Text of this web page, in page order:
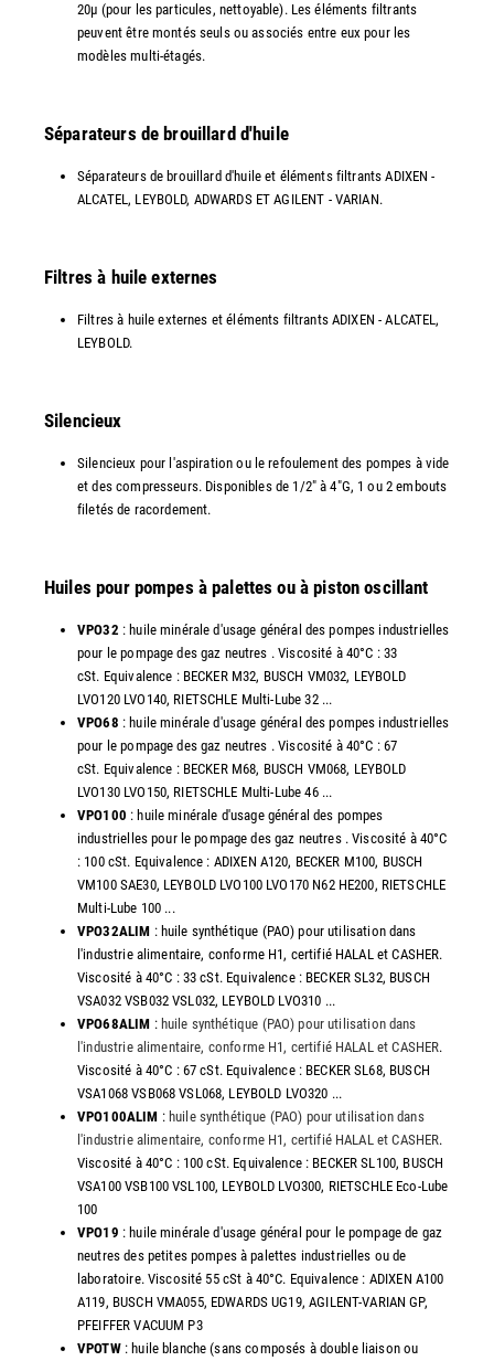
20µ (pour les particules, nettoyable). Les éléments filtrants
peuvent être montés seuls ou associés entre eux pour les
modèles multi-étagés.
Séparateurs de brouillard d'huile
Séparateurs de brouillard d'huile et éléments filtrants ADIXEN -
ALCATEL, LEYBOLD, ADWARDS ET AGILENT - VARIAN.
Filtres à huile externes
Filtres à huile externes et éléments filtrants ADIXEN - ALCATEL,
LEYBOLD.
Silencieux
Silencieux pour l'aspiration ou le refoulement des pompes à vide
et des compresseurs. Disponibles de 1/2" à 4"G, 1 ou 2 embouts
filetés de racordement.
Huiles pour pompes à palettes ou à piston oscillant
VPO32 : huile minérale d'usage général des pompes industrielles
pour le pompage des gaz neutres . Viscosité à 40°C : 33
cSt. Equivalence : BECKER M32, BUSCH VM032, LEYBOLD
LVO120 LVO140, RIETSCHLE Multi-Lube 32 ...
VPO68 : huile minérale d'usage général des pompes industrielles
pour le pompage des gaz neutres . Viscosité à 40°C : 67
cSt. Equivalence : BECKER M68, BUSCH VM068, LEYBOLD
LVO130 LVO150, RIETSCHLE Multi-Lube 46 ...
VPO100 : huile minérale d'usage général des pompes
industrielles pour le pompage des gaz neutres . Viscosité à 40°C
: 100 cSt. Equivalence : ADIXEN A120, BECKER M100, BUSCH
VM100 SAE30, LEYBOLD LVO100 LVO170 N62 HE200, RIETSCHLE
Multi-Lube 100 ...
VPO32ALIM : huile synthétique (PAO) pour utilisation dans
l'industrie alimentaire, conforme H1, certifié HALAL et CASHER.
Viscosité à 40°C : 33 cSt. Equivalence : BECKER SL32, BUSCH
VSA032 VSB032 VSL032, LEYBOLD LVO310 ...
VPO68ALIM : huile synthétique (PAO) pour utilisation dans
l'industrie alimentaire, conforme H1, certifié HALAL et CASHER.
Viscosité à 40°C : 67 cSt. Equivalence : BECKER SL68, BUSCH
VSA1068 VSB068 VSL068, LEYBOLD LVO320 ...
VPO100ALIM : huile synthétique (PAO) pour utilisation dans
l'industrie alimentaire, conforme H1, certifié HALAL et CASHER.
Viscosité à 40°C : 100 cSt. Equivalence : BECKER SL100, BUSCH
VSA100 VSB100 VSL100, LEYBOLD LVO300, RIETSCHLE Eco-Lube
100
VPO19 : huile minérale d'usage général pour le pompage de gaz
neutres des petites pompes à palettes industrielles ou de
laboratoire. Viscosité 55 cSt à 40°C. Equivalence : ADIXEN A100
A119, BUSCH VMA055, EDWARDS UG19, AGILENT-VARIAN GP,
PFEIFFER VACUUM P3
VPOTW: huile blanche (sans composés à double liaison ou